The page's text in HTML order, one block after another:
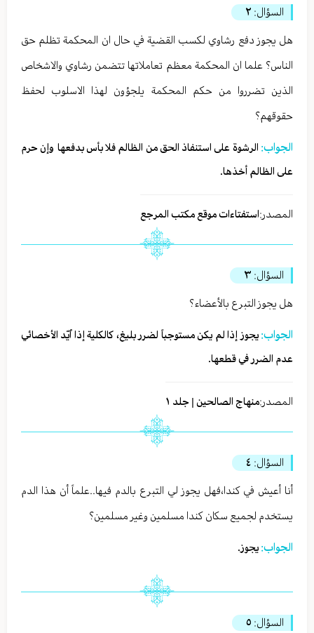
السؤال: ٢
هل يجوز دفع رشاوي لكسب القضية في حال ان المحكمة تظلم حق
الناس؟ علما ان المحكمة معظم تعاملاتها تتضمن رشاوي والاشخاص
الذين تضرروا من حكم المحكمة يلجؤون لهذا الاسلوب لحفظ
حقوقهم؟
الجواب: الرشوة على استنفاذ الحق من الظالم فلا بأس بدفعها وإن حرم
على الظالم أخذها.
المصدر:استفتاءات موقع مكتب المرجع
السؤال: ٣
هل يجوز التبرع بالأعضاء؟
الجواب:يجوز إذا لم يكن مستوجباً لضرر بليغ، كالكلية إذا اُيّد الأخصائي
عدم الضرر في قطعها.
المصدر:منهاج الصالحين | جلد ١
السؤال: ٤
أنا أعيش في كندا،فهل يجوز لي التبرع بالدم فيها..علماً أن هذا الدم
يستخدم لجميع سكان كندا مسلمين وغير مسلمين؟
الجواب: يجوز.
السؤال: ٥